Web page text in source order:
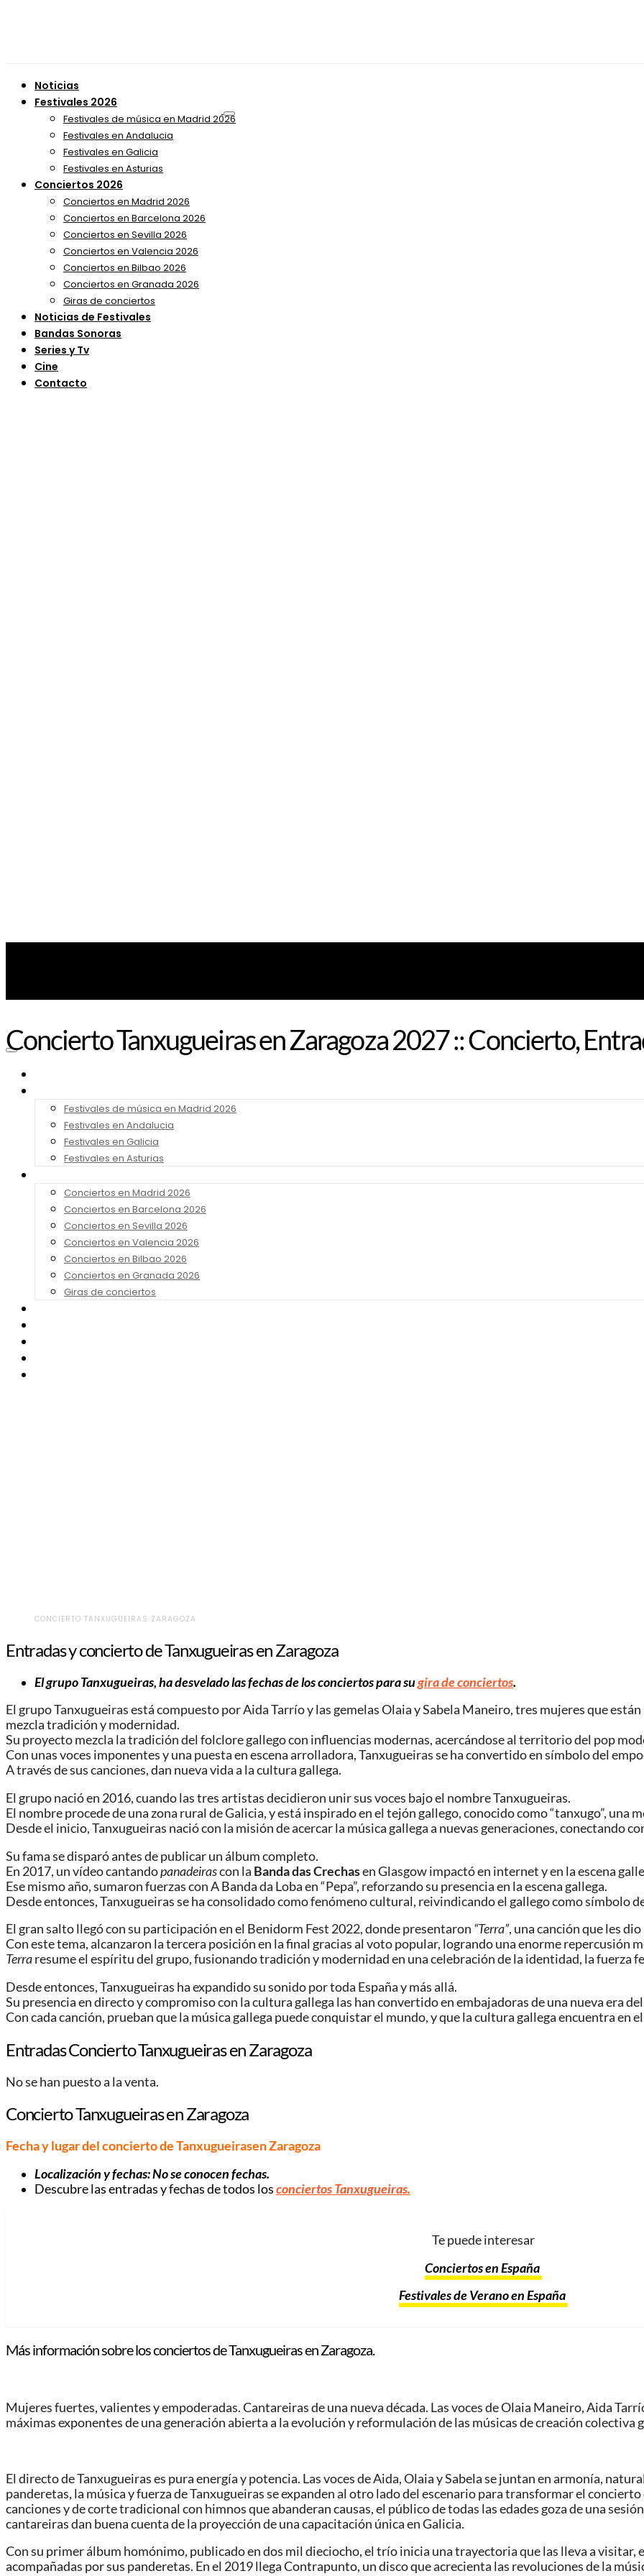
Noticias
Festivales 2026
Festivales de música en Madrid 2026
Festivales en Andalucia
Festivales en Galicia
Festivales en Asturias
Conciertos 2026
Conciertos en Madrid 2026
Conciertos en Barcelona 2026
Conciertos en Sevilla 2026
Conciertos en Valencia 2026
Conciertos en Bilbao 2026
Conciertos en Granada 2026
Giras de conciertos
Noticias de Festivales
Bandas Sonoras
Series y Tv
Cine
Contacto
Festivales de música en Madrid 2026
Festivales en Andalucia
Festivales en Galicia
Festivales en Asturias
Conciertos en Madrid 2026
Conciertos en Barcelona 2026
Conciertos en Sevilla 2026
Conciertos en Valencia 2026
Conciertos en Bilbao 2026
Conciertos en Granada 2026
Giras de conciertos
Concierto Tanxugueiras en Zaragoza 2027 :: Concierto,
CONCIERTO TANXUGUEIRAS ZARAGOZA
Entradas y concierto de Tanxugueiras en Zaragoza
El grupo Tanxugueiras, ha desvelado las fechas de los conciertos para sugira de conciertos.
El grupo Tanxugueiras está compuesto por Aida Tarrío y las gemelas Olaia y Sabela Maneiro, tres mujeres que
mezcla tradición y modernidad.
Su proyecto mezcla la tradición del folclore gallego con influencias modernas, acercándose al territorio del pop
Con unas voces imponentes y una puesta en escena arrolladora, Tanxugueiras se ha convertido en símbolo del
A través de sus canciones, dan nueva vida a la cultura gallega.
El grupo nació en 2016, cuando las tres artistas decidieron unir sus voces bajo el nombre Tanxugueiras.
El nombre procede de una zona rural de Galicia, y está inspirado en el tejón gallego, conocido como “tanxugo”, una
Desde el inicio, Tanxugueiras nació con la misión de acercar la música gallega a nuevas generaciones, conectando
Su fama se disparó antes de publicar un álbum completo.
En 2017, un vídeo cantandopanadeirascon la Banda das Crechasen Glasgow impactó en internet y en la escena
Ese mismo año, sumaron fuerzas con A Banda da Loba en “Pepa”, reforzando su presencia en la escena gallega.
Desde entonces, Tanxugueiras se ha consolidado como fenómeno cultural, reivindicando el gallego como símbolo
El gran salto llegó con su participación en el Benidorm Fest 2022, donde presentaron “Terra”, una canción que les
Con este tema, alcanzaron la tercera posición en la final gracias al voto popular, logrando una enorme repercusión
Terraresume el espíritu del grupo, fusionando tradición y modernidad en una celebración de la identidad, la fuerza
Desde entonces, Tanxugueiras ha expandido su sonido por toda España y más allá.
Su presencia en directo y compromiso con la cultura gallega las han convertido en embajadoras de una nueva era
Con cada canción, prueban que la música gallega puede conquistar el mundo, y que la cultura gallega encuentra en
Entradas Concierto Tanxugueiras en Zaragoza
No se han puesto a la venta.
Concierto Tanxugueiras en Zaragoza
Fecha y lugar del concierto de Tanxugueirasen Zaragoza
Localización y fechas: No se conocen fechas.
Descubre las entradas y fechas de todos losconciertos Tanxugueiras.
Te puede interesar
Conciertos en España
Festivales de Verano en España
Más información sobre los conciertos de Tanxugueiras en Zaragoza.
Mujeres fuertes, valientes y empoderadas. Cantareiras de una nueva década. Las voces de Olaia Maneiro, Aida
máximas exponentes de una generación abierta a la evolución y reformulación de las músicas de creación colectiva
El directo de Tanxugueiras es pura energía y potencia. Las voces de Aida, Olaia y Sabela se juntan en armonía,
panderetas, la música y fuerza de Tanxugueiras se expanden al otro lado del escenario para transformar el
canciones y de corte tradicional con himnos que abanderan causas, el público de todas las edades goza de una
cantareiras dan buena cuenta de la proyección de una capacitación única en Galicia.
Con su primer álbum homónimo, publicado en dos mil dieciocho, el trío inicia una trayectoria que las lleva a visitar,
acompañadas por sus panderetas. En el 2019 llega Contrapunto, un disco que acrecienta las revoluciones de la